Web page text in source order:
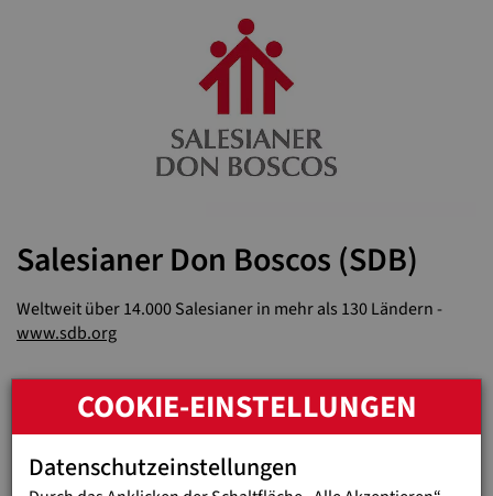
Salesianer Don Boscos (SDB)
Weltweit über 14.000 Salesianer in mehr als 130 Ländern -
www.sdb.org
COOKIE-EINSTELLUNGEN
Datenschutzeinstellungen